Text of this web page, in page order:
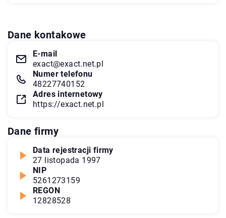
Dane kontakowe
E-mail
exact@exact.net.pl
Numer telefonu
48227740152
Adres internetowy
https://exact.net.pl
Dane firmy
Data rejestracji firmy
27 listopada 1997
NIP
5261273159
REGON
12828528